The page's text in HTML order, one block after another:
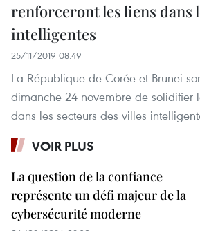
renforceront les liens dans
intelligentes
25/11/2019 08:49
La République de Corée et Brunei
dimanche 24 novembre de solidifier
dans les secteurs des villes
VOIR PLUS
La question de la confiance
représente un défi majeur de la
cybersécurité moderne